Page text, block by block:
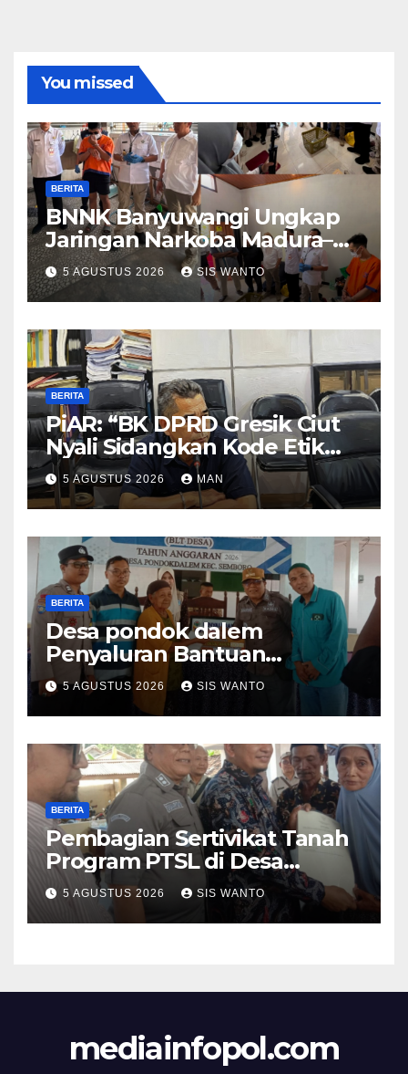
You missed
BERITA
BNNK Banyuwangi Ungkap
Jaringan Narkoba Madura–
Bali
5 AGUSTUS 2026 SIS WANTO
BERITA
PiAR: “BK DPRD Gresik Ciut
Nyali Sidangkan Kode Etik
Ketua DPRD”
5 AGUSTUS 2026 MAN
BERITA
Desa pondok dalem
Penyaluran Bantuan
Langsung Tunai (BLT) Di
Desa Pondokdalem
Kecamatan Semboro: sangat
Meringankan Beban Warga
5 AGUSTUS 2026 SIS WANTO
BERITA
Pembagian Sertivikat Tanah
Program PTSL di Desa
Pondokdalem, Kecamatan
Semboro.
5 AGUSTUS 2026 SIS WANTO
mediainfopol.com